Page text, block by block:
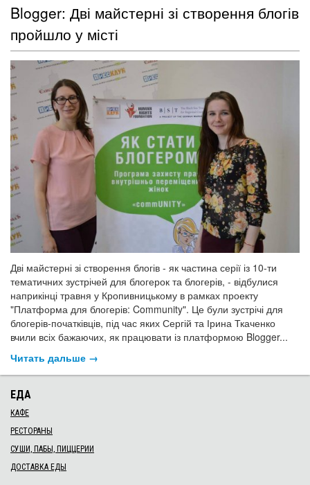
Blogger: Дві майстерні зі створення блогів
пройшло у місті
Дві майстерні зі створення блогів - як частина серії із 10-ти
тематичних зустрічей для блогерок та блогерів, - відбулися
наприкінці травня у Кропивницькому в рамках проекту
"Платформа для блогерів: Community". Це були зустрічі для
блогерів-початківців, під час яких Сергій та Ірина Ткаченко
вчили всіх бажаючих, як працювати із платформою Blogger...
Читать дальше →
ЕДА
КАФЕ
РЕСТОРАНЫ
СУШИ, ПАБЫ, ПИЦЦЕРИИ
ДОСТАВКА ЕДЫ